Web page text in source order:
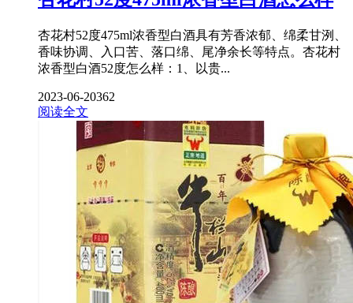
杏花村52度475ml浓香型白酒具有芳香浓郁、绵柔甘洌、
香味协调、入口苦、落口绵、尾净余长等特点。杏花村
浓香型白酒52度怎么样：1、以贵...
2023-06-20362
阅读全文